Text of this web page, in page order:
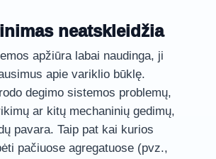
neatskleidžia
apžiūra labai naudinga, ji
apie variklio būklę.
degimo sistemos problemų,
ar kitų mechaninių gedimų,
pavara. Taip pat kai kurios
pačiuose agregatuose (pvz.,